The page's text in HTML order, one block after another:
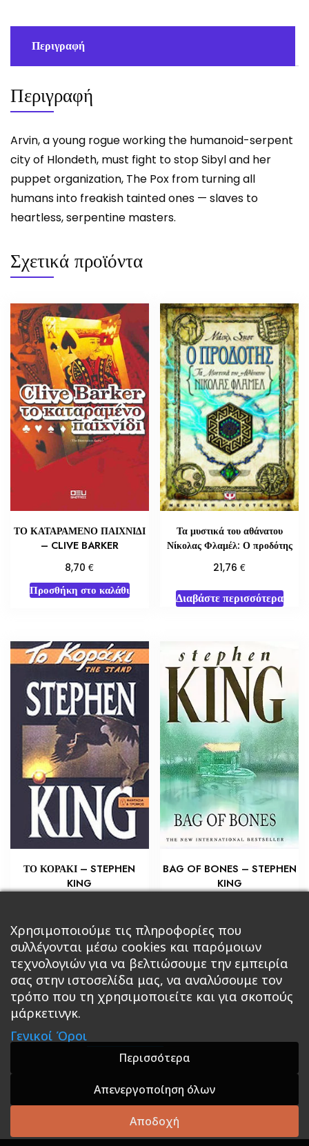
Περιγραφή
Περιγραφή
Arvin, a young rogue working the humanoid-serpent
city of Hlondeth, must fight to stop Sibyl and her
puppet organization, The Pox from turning all
humans into freakish tainted ones — slaves to
heartless, serpentine masters.
Σχετικά προϊόντα
ΤΟ ΚΑΤΑΡΑΜΕΝΟ ΠΑΙΧΝΙΔΙ
– CLIVE BARKER
8,70€
Προσθήκη στο καλάθι
Τα μυστικά του αθάνατου
Νίκολας Φλαμέλ: Ο προδότης
21,76€
Διαβάστε περισσότερα
ΤΟ ΚΟΡΑΚΙ – STEPHEN
KING
Προσθήκη στο καλάθι
BAG OF BONES – STEPHEN
KING
Διαβάστε περισσότερα
Κεντρική Βιβλία
Roleplaying Games Ψυχαγωγία Εκδόσεις Βάρδος
Σε Προσφορά
A theme by GradientThemes - A theme by Gradient
Themes
Χρησιμοποιούμε τις πληροφορίες που
συλλέγονται μέσω cookies και παρόμοιων
τεχνολογιών για να βελτιώσουμε την εμπειρία
σας στην ιστοσελίδα μας, να αναλύσουμε τον
τρόπο που τη χρησιμοποιείτε και για σκοπούς
μάρκετινγκ.
Γενικοί Όροι
Περισσότερα
Απενεργοποίηση όλων
Αποδοχή